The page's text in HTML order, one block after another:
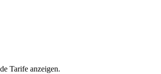
Tarife anzeigen.